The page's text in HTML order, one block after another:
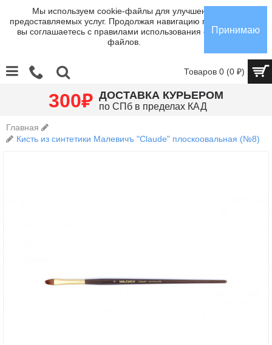
Мы используем cookie-файлы для улучшения
предоставляемых услуг. Продолжая навигацию по сайту,
вы соглашаетесь с правилами использования cookie-
файлов.
Принимаю
Товаров 0 (0 ₽)
300₽ ДОСТАВКА КУРЬЕРОМ
по СПб в пределах КАД
Главная
Кисть из синтетики Малевичъ "Claude" плоскоовальная (№8)